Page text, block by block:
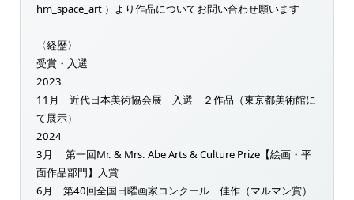
hm_space_art ）より作品についてお問い合わせ願います
〈経歴〉
受賞・入選
2023
11月 近代日本美術協会展 入選 ２作品（東京都美術館に
て展示）
2024
3月 第一回Mr. & Mrs. Abe Arts & Culture Prize【絵画・平
面作品部門】入賞
6月 第40回全国日曜画家コンクール 佳作（マルマン賞）